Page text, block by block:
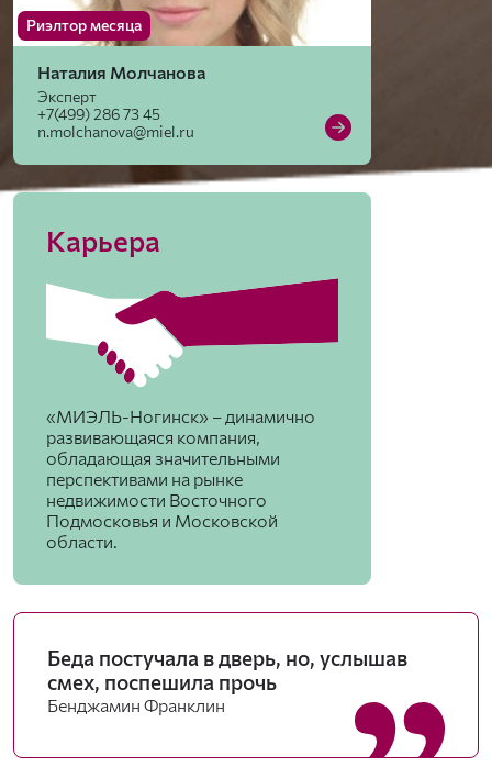
Риэлтор месяца
Наталия Молчанова
Эксперт
+7(499) 286 73 45
n.molchanova@miel.ru
Карьера
«МИЭЛЬ-Ногинск» – динамично
развивающаяся компания,
обладающая значительными
перспективами на рынке
недвижимости Восточного
Подмосковья и Московской
области.
Беда постучала в дверь, но, услышав
смех, поспешила прочь
Бенджамин Франклин